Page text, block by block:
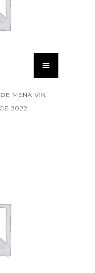
MENA VIN
2022